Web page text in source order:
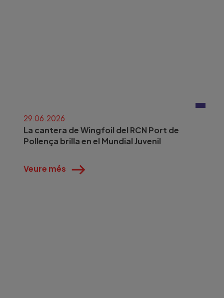
29.06.2026
La cantera de Wingfoil del RCN Port de
Pollença brilla en el Mundial Juvenil
Veure més